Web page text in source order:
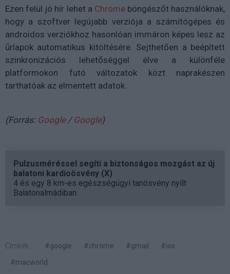
Ezen felül jó hír lehet a Chromeböngészőt használóknak,
hogy a szoftver legújabb verziója a számítógépes és
androidos verziókhoz hasonlóan immáron képes lesz az
űrlapok automatikus kitöltésére. Sejthetően a beépített
szinkronizációs lehetőséggel élve a különféle
platformokon futó változatok közt naprakészen
tarthatóak az elmentett adatok.
(Forrás: Google/ Google)
Pulzusméréssel segíti a biztonságos mozgást az új
balatoni kardioösvény (X)
4 és egy 8 km-es egészségügyi tanösvény nyílt
Balatonalmádiban.
Címkék: #google #chrome #gmail
#ios
#macworld